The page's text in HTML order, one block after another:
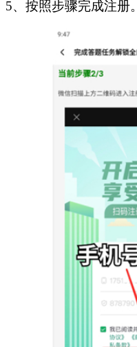
5、按照步骤完成注册。